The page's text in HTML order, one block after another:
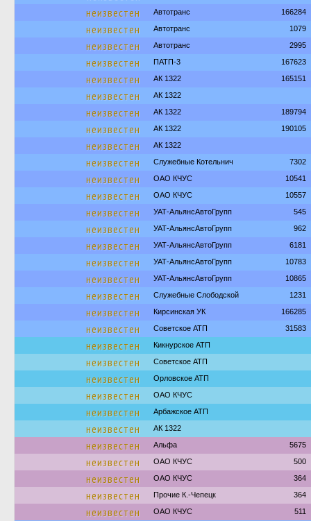
неизвестен
Автотранс 166284
неизвестен Автотранс 1079
неизвестен Автотранс 2995
неизвестен ПАТП-3 167623
неизвестен АК 1322 165151
неизвестен АК 1322
неизвестен АК 1322 189794
неизвестен АК 1322 190105
неизвестен АК 1322
неизвестен Служебные Котельнич 7302
неизвестен ОАО КЧУС 10541
неизвестен ОАО КЧУС 10557
неизвестен УАТ-АльянсАвтоГрупп 545
неизвестен УАТ-АльянсАвтоГрупп 962
неизвестен УАТ-АльянсАвтоГрупп 6181
неизвестен УАТ-АльянсАвтоГрупп 10783
неизвестен УАТ-АльянсАвтоГрупп 10865
неизвестен Служебные Слободской 1231
неизвестен Кирсинская УК 166285
неизвестен Советское АТП 31583
неизвестен Кикнурское АТП
неизвестен Советское АТП
неизвестен Орловское АТП
неизвестен ОАО КЧУС
неизвестен Арбажское АТП
неизвестен АК 1322
неизвестен Альфа 5675
неизвестен ОАО КЧУС 500
неизвестен ОАО КЧУС 364
неизвестен Прочие К.-Чепецк 364
неизвестен ОАО КЧУС 511